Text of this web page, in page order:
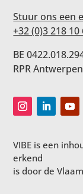
Stuur ons een
+32 (0)3 218 10
BE
RPR Antwerpen
VIBE is een
erkend
is door de